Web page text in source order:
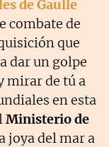
de Gaulle
combate de
que
dar un golpe
mirar de tú a
en esta
Ministerio de
joya del mar a